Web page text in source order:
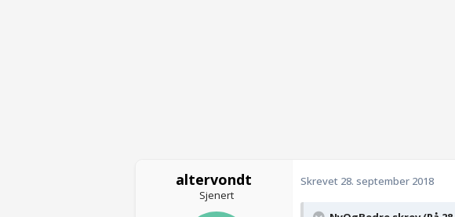
altervondt
Sjenert
Skrevet 28. september 2018